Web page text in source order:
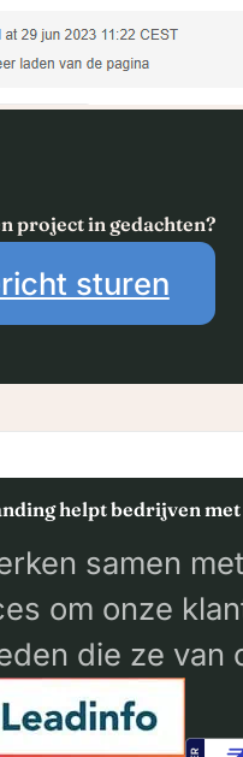
project in gedachten?
sturen
helpt bedrijven
samen
om onze
die ze van